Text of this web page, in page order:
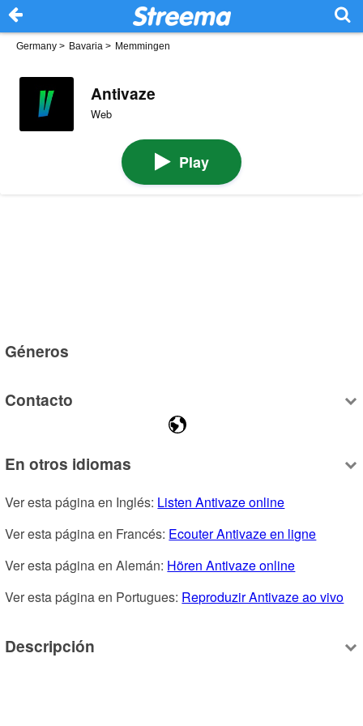
Germany > Bavaria > Memmingen
Antivaze
Web
Play
Géneros
Contacto
En otros idiomas
Ver esta página en Inglés: Listen Antivaze online
Ver esta página en Francés: Ecouter Antivaze en ligne
Ver esta página en Alemán: Hören Antivaze online
Ver esta página en Portugues: Reproduzir Antivaze ao vivo
Descripción